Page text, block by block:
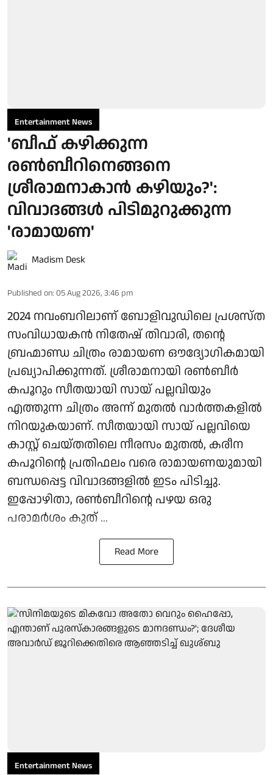
Entertainment News
'ബീഫ് കഴിക്കുന്ന
രൺബീറിനെങ്ങനെ
ശ്രീരാമനാകാൻ കഴിയും?':
വിവാദങ്ങൾ പിടിമുറുക്കുന്ന
'രാമായണ'
Madism Desk
Published on: 05 Aug 2026, 3:46 pm
2024 നവംബറിലാണ് ബോളിവുഡിലെ പ്രശസ്ത
സംവിധായകൻ നിതേഷ് തിവാരി, തന്റെ
ബ്രഹ്മാണ്ഡ ചിത്രം രാമായണ ഔദ്യോഗികമായി
പ്രഖ്യാപിക്കുന്നത്. ശ്രീരാമനായി രൺബീർ
കപൂറും സീതയായി സായ് പല്ലവിയും
എത്തുന്ന ചിത്രം അന്ന് മുതൽ വാർത്തകളിൽ
നിറയുകയാണ്. സീതയായി സായ് പല്ലവിയെ
കാസ്റ്റ് ചെയ്തതിലെ നീരസം മുതൽ, കരീന
കപൂറിന്റെ പ്രതിഫലം വരെ രാമായണയുമായി
ബന്ധപ്പെട്ട വിവാദങ്ങളിൽ ഇടം പിടിച്ചു.
ഇപ്പോഴിതാ, രൺബീറിന്റെ പഴയ ഒരു
പരാമർശം കുത് ...
Read More
Entertainment News